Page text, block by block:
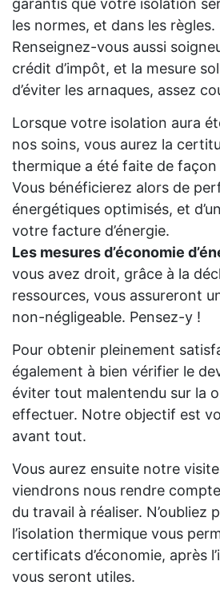
garantis que votre isolation
les normes, et dans les règles.
Renseignez-vous aussi
crédit d’impôt, et la mesure
d’éviter les arnaques, assez
Lorsque votre isolation aura
nos soins, vous aurez la
thermique a été faite de
Vous bénéficierez alors de
énergétiques optimisés, et
votre facture d’énergie.
Les mesures d’économie
vous avez droit, grâce à la
ressources, vous assureront
non-négligeable. Pensez-y !
Pour obtenir pleinement
également à bien vérifier le
éviter tout malentendu sur la
effectuer. Notre objectif est
avant tout.
Vous aurez ensuite notre
viendrons nous rendre
du travail à réaliser. N’oubliez
l’isolation thermique vous
certificats d’économie, après
vous seront utiles.